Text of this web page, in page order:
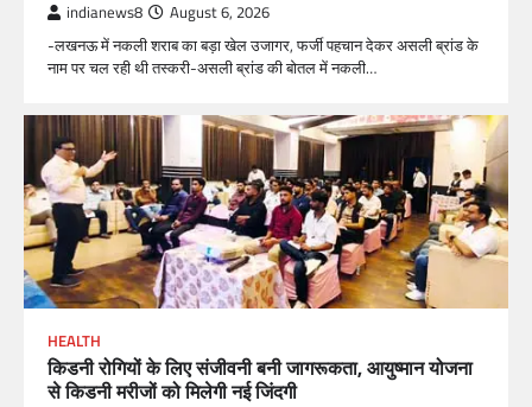
indianews8 August 6, 2026
-लखनऊ में नकली शराब का बड़ा खेल उजागर, फर्जी पहचान देकर असली ब्रांड के
नाम पर चल रही थी तस्करी-असली ब्रांड की बोतल में नकली…
HEALTH
किडनी रोगियों के लिए संजीवनी बनी जागरूकता, आयुष्मान योजना
से किडनी मरीजों को मिलेगी नई जिंदगी